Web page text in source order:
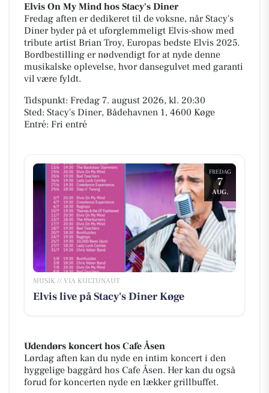
Elvis On My Mind hos Stacy's Diner
Fredag aften er dedikeret til de voksne, når Stacy's
Diner byder på et uforglemmeligt Elvis-show med
tribute artist Brian Troy, Europas bedste Elvis 2025.
Bordbestilling er nødvendigt for at nyde denne
musikalske oplevelse, hvor dansegulvet med garanti
vil være fyldt.
Tidspunkt: Fredag 7. august 2026, kl. 20:30
Sted: Stacy's Diner, Bådehavnen 1, 4600 Køge
Entré: Fri entré
FREDAG
7
AUG.
MUSIK // VIA KULTUNAUT
Elvis live på Stacy's Diner Køge
Udendørs koncert hos Cafe Åsen
Lørdag aften kan du nyde en intim koncert i den
hyggelige baggård hos Cafe Åsen. Her kan du også
forud for koncerten nyde en lækker grillbuffet.